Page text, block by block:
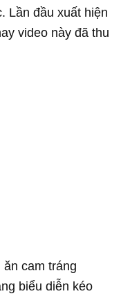
Lần đầu xuất hiện
video này đã thu
cam tráng
biểu diễn kéo